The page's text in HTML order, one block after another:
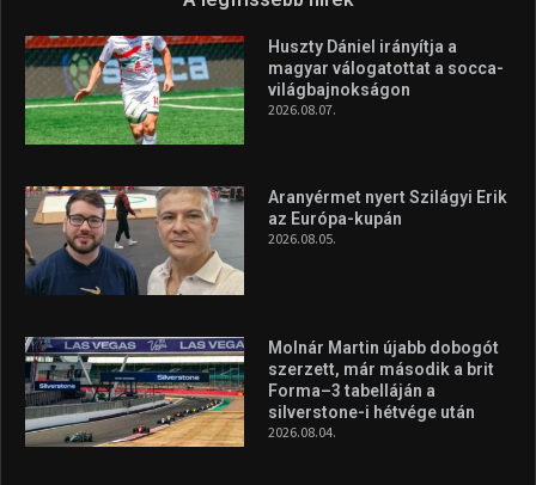
Huszty Dániel irányítja a
magyar válogatottat a socca-
világbajnokságon
2026.08.07.
Aranyérmet nyert Szilágyi Erik
az Európa-kupán
2026.08.05.
Molnár Martin újabb dobogót
szerzett, már második a brit
Forma–3 tabelláján a
silverstone-i hétvége után
2026.08.04.